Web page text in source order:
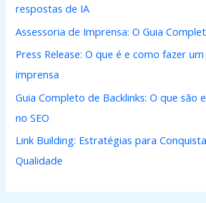
respostas de IA
Assessoria de Imprensa: O Guia
Press Release: O que é e como fazer
imprensa
Guia Completo de Backlinks: O que são
no SEO
Link Building: Estratégias para
Qualidade